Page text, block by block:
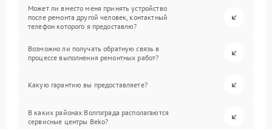
Может ли вместо меня принять устройство
после ремонта другой человек, контактный
телефон которого я предоставлю?
Возможно ли получать обратную связь в
процессе выполнения ремонтных работ?
Какую гарантию вы предоставляете?
В каких районах Волгограда располагаются
сервисные центры Beko?